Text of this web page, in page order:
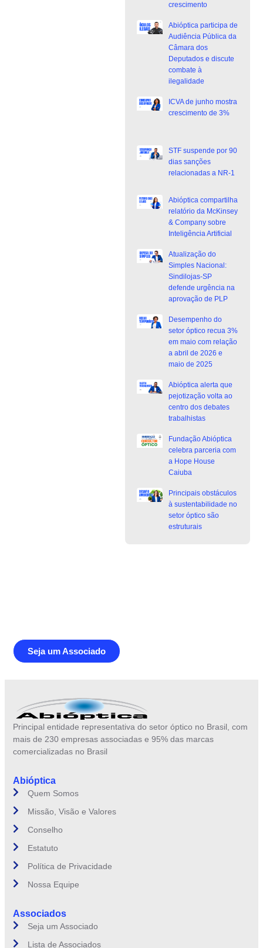
crescimento
Abióptica participa de
Audiência Pública da
Câmara dos
Deputados e discute
combate à
ilegalidade
ICVA de junho mostra
crescimento de 3%
STF suspende por 90
dias sanções
relacionadas a NR-1
Abióptica compartilha
relatório da McKinsey
& Company sobre
Inteligência Artificial
Atualização do
Simples Nacional:
Sindilojas-SP
defende urgência na
aprovação de PLP
Desempenho do
setor óptico recua 3%
em maio com relação
a abril de 2026 e
maio de 2025
Abióptica alerta que
pejotização volta ao
centro dos debates
trabalhistas
Fundação Abióptica
celebra parceria com
a Hope House
Caiuba
Principais obstáculos
à sustentabilidade no
setor óptico são
estruturais
Seja um Associado
Principal entidade representativa do setor óptico no Brasil, com
mais de 230 empresas associadas e 95% das marcas
comercializadas no Brasil
Abióptica
Quem Somos
Missão, Visão e Valores
Conselho
Estatuto
Política de Privacidade
Nossa Equipe
Associados
Seja um Associado
Lista de Associados